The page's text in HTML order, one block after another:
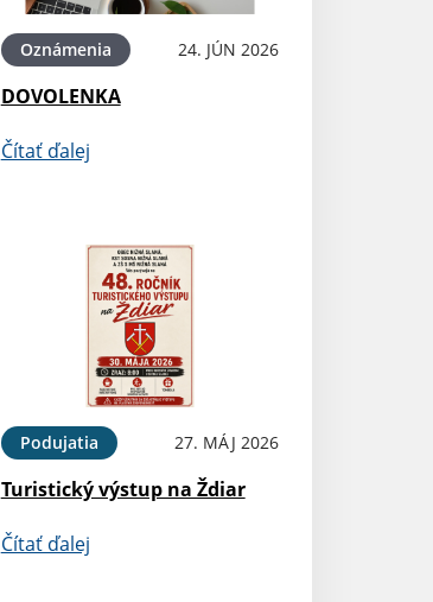
Oznámenia 24. JÚN 2026
DOVOLENKA
Čítať ďalej
Podujatia 27. MÁJ 2026
Turistický výstup na Ždiar
Čítať ďalej